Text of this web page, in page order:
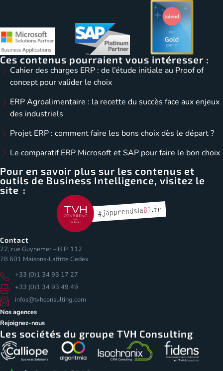
Ces contenus pourraient vous intéresser :
Cahier des charges ERP : de l’étude initiale au Proof of
concept pour valider le choix
ERP Agroalimentaire : la recette du succès face aux enjeux
des industriels
Projet ERP : comment faire les bons choix dès le départ ?
Le comparatif ERP Microsoft et SAP pour faire le bon choix
Pour en savoir plus sur les contenus et
outils de Business Intelligence, visitez le
site :
Contact
22, rue Guynemer – B.P. 112
78 601 Maisons-Laffitte Cedex
+33 (0)1 34 93 17 27
+33 (0)1 34 93 49 49
infos@tvhconsulting.com
Nos agences
Rejoignez-nous
Les sociétés du groupe TVH Consulting